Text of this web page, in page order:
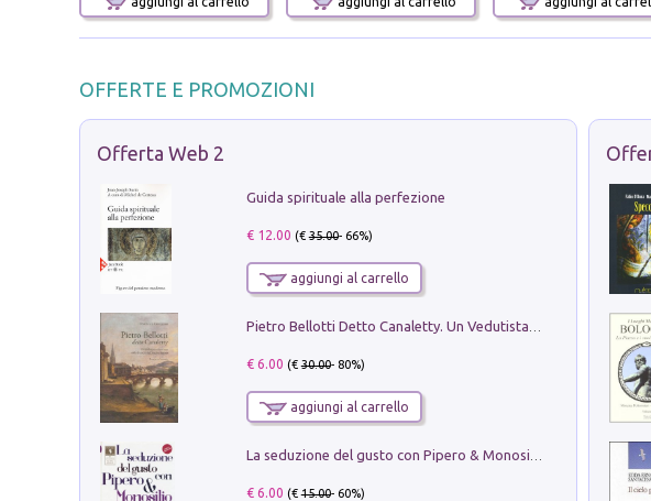
OFFERTE E PROMOZIONI
Offerta Web 2
Guida spirituale alla perfezione
€ 12.00 (€35.00- 66%)
aggiungi al carrello
€ 6.00 (€30.00- 80%)
aggiungi al carrello
€ 6.00 (€15.00- 60%)